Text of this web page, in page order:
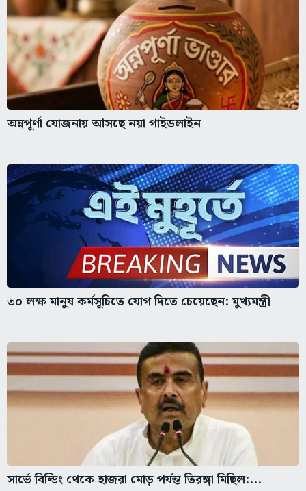
অন্নপূর্ণা যোজনায় আসছে নয়া গাইডলাইন
৩০ লক্ষ মানুষ কর্মসূচিতে যোগ দিতে চেয়েছেন: মুখ্যমন্ত্রী
সার্ভে বিল্ডিং থেকে হাজরা মোড় পর্যন্ত তিরঙ্গা মিছিল:...